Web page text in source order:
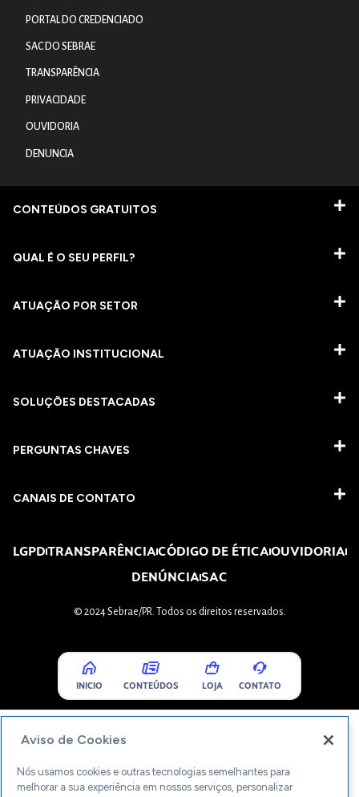
PORTAL DO CREDENCIADO
SAC DO SEBRAE
TRANSPARÊNCIA
PRIVACIDADE
OUVIDORIA
DENUNCIA
CONTEÚDOS GRATUITOS
QUAL É O SEU PERFIL?
ATUAÇÃO POR SETOR
ATUAÇÃO INSTITUCIONAL
SOLUÇÕES DESTACADAS
PERGUNTAS CHAVES​
CANAIS DE CONTATO
LGPDTRANSPARÊNCIACÓDIGO DE ÉTICAOUVIDORIA
DENÚNCIASAC
© 2024 Sebrae/PR. Todos os direitos reservados.
INICIO CONTEÚDOS LOJA CONTATO
Aviso de Cookies
Nós usamos cookies e outras tecnologias semelhantes para
melhorar a sua experiência em nossos serviços, personalizar